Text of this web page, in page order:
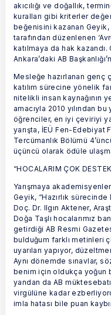
akıcılığı ve doğallık,
kuralları gibi kriterler
beğenisini kazanan
tarafından düzenlenen
katılmaya da hak
Ankara’daki AB
Mesleğe hazırlanan genç
katılım sürecine yönelik
nitelikli insan kaynağının
amacıyla 2010 yılından
öğrenciler, en iyi çeviriyi
yarışta, İEÜ Fen-
Tercümanlık Bölümü
üçüncü olarak ödüle
“HOCALARIM ÇOK
Yarışmaya
Geyik, “Hazırlık
Doç. Dr. Ilgın Aktener,
Doğa Taşlı hocalarımız
getirdiği AB Resmi
bulduğum farklı metinleri
uyarıları yapıyor,
Aynı dönemde sınavlar,
benim için oldukça yoğun
yandan da AB
virgülüne kadar
imla hatası bile puan